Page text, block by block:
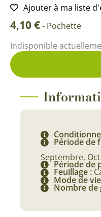
Ajouter à ma liste
4,10€- Pochette
Indisponible
Période de
Septembre,
Période de
Feuillage :
Mode de
Nombre de